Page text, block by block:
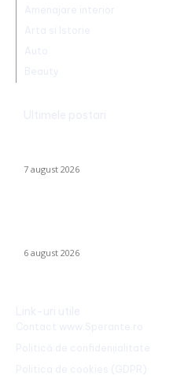
7 august 2026
6 august 2026